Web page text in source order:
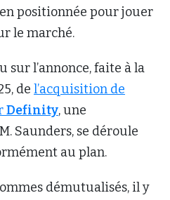
positionnée pour jouer
le marché.
sur l’annonce, faite à la
de l’acquisition de
Definity, une
Saunders, se déroule
au plan.
démutualisés, il y